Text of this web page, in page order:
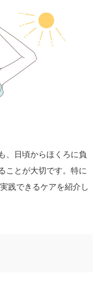
、日頃からほくろに負
ことが大切です。特に
践できるケアを紹介し